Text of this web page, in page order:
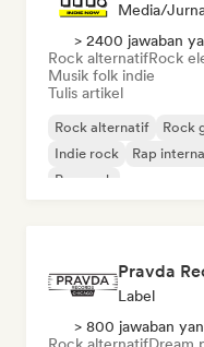
Media/
> 2400 jawaban
Rock alternatifRock
Musik folk indie
Tulis artikel
Rock alternatif Rock
Indie rock
Rap
Pop rock
Pravda
Label
> 800 jawaban